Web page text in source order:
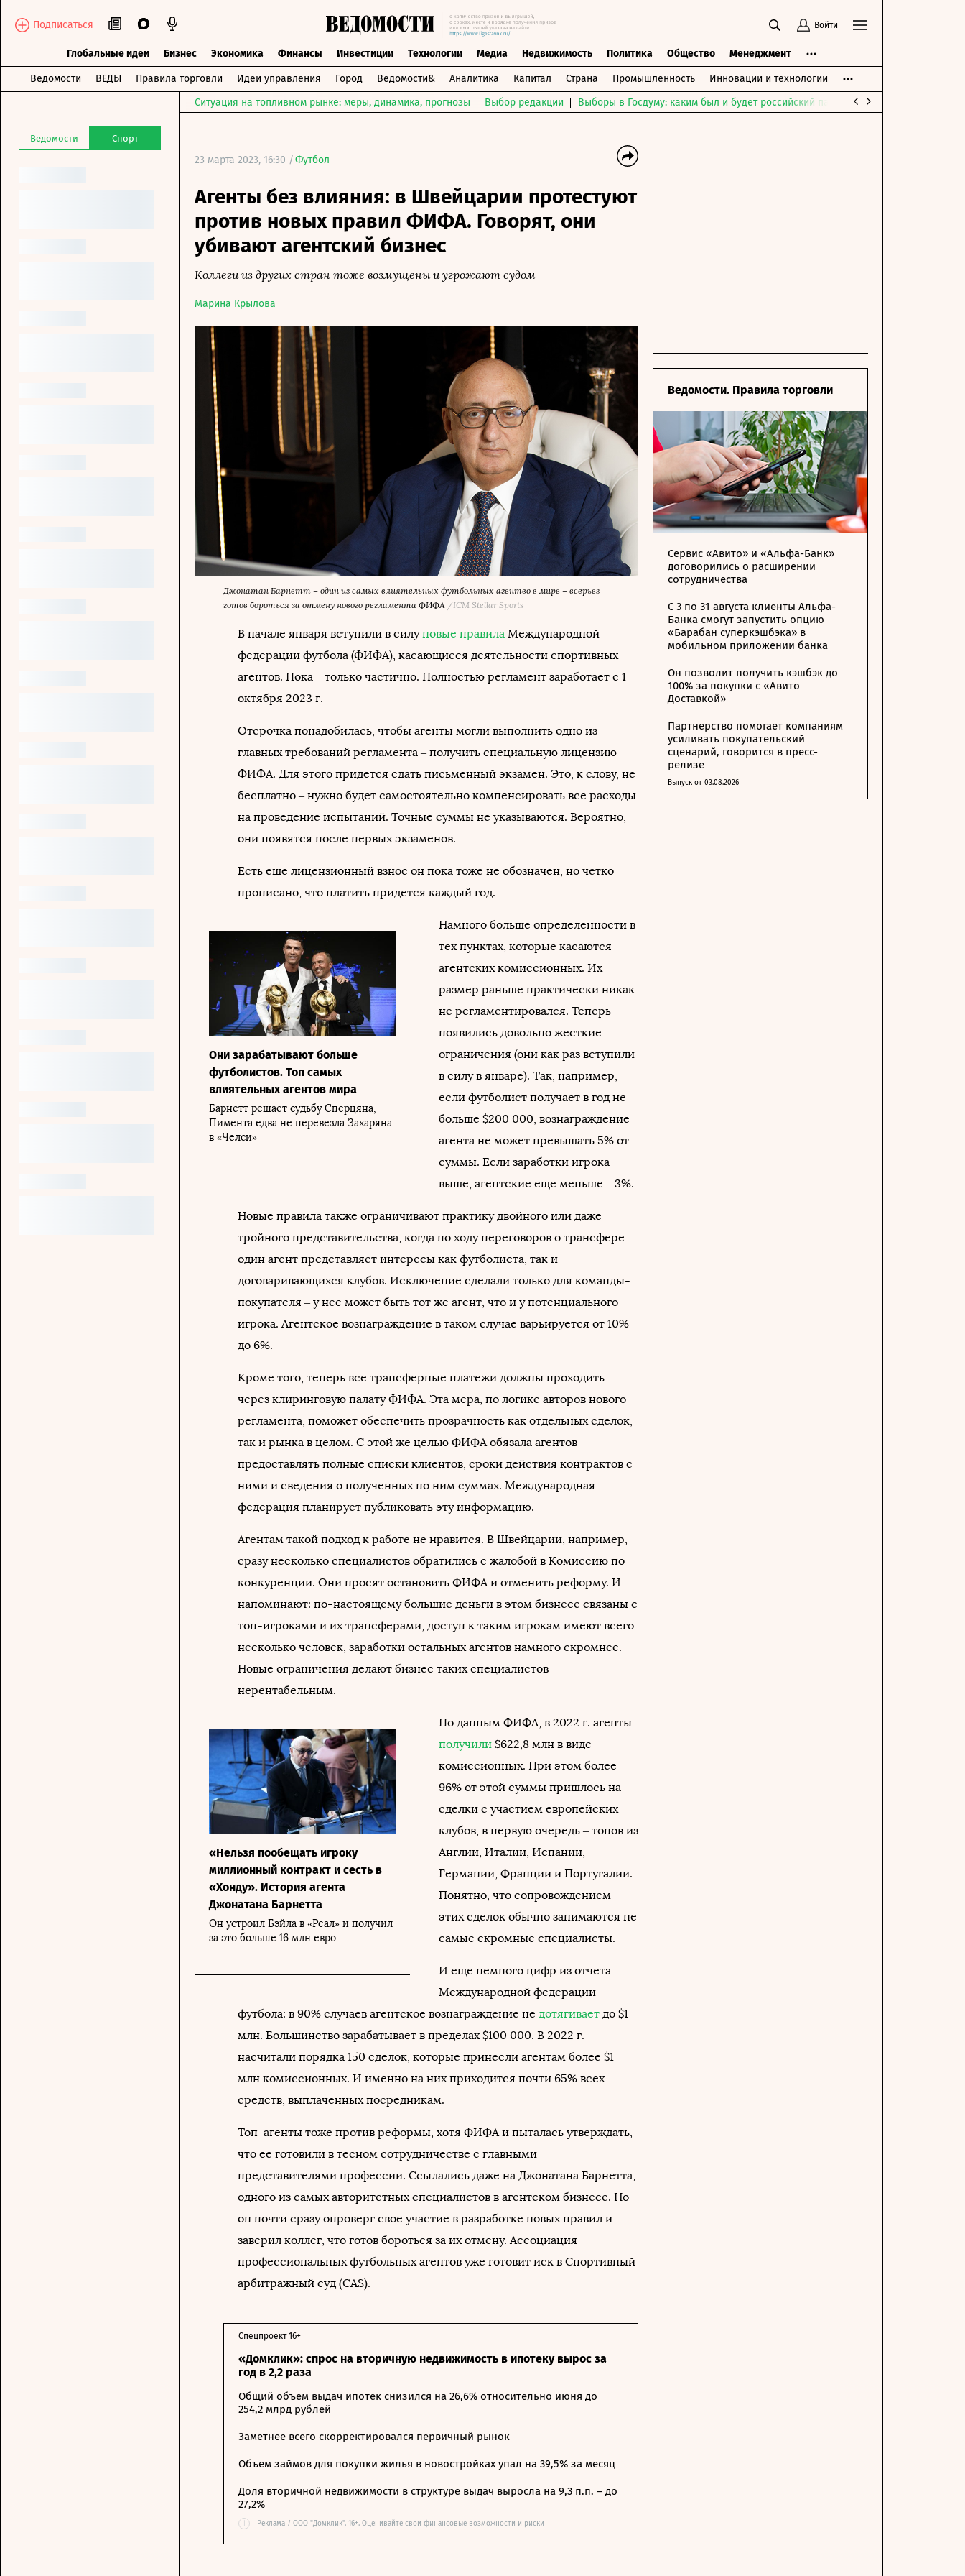
Подписаться Войти
Глобальные идеи Бизнес Экономика Финансы Инвестиции Технологии Медиа Недвижимость Политика Общество Менеджмент
Ведомости ВЕДЫ Правила торговли Идеи управления Город Ведомости& Аналитика Капитал Страна Промышленность Инновации и технологии
Ведомости Спорт
Ситуация на топливном рынке: меры, динамика, прогнозы Выбор редакции Выборы в Госдуму: каким был и будет российский парламент
23 марта 2023, 16:30 /Футбол
Агенты без влияния: в Швейцарии протестуют
против новых правил ФИФА. Говорят, они
убивают агентский бизнес
Коллеги из других стран тоже возмущены и угрожают судом
Марина Крылова
Джонатан Барнетт – один из самых влиятельных футбольных агентво в мире – всерьез
готов бороться за отмену нового регламента ФИФА /ICM Stellar Sports
В начале января вступили в силуновые правила Международной
федерации футбола (ФИФА), касающиеся деятельности спортивных
агентов. Пока – только частично. Полностью регламент заработает с 1
октября 2023 г.
Отсрочка понадобилась, чтобы агенты могли выполнить одно из
главных требований регламента – получить специальную лицензию
ФИФА. Для этого придется сдать письменный экзамен. Это, к слову, не
бесплатно – нужно будет самостоятельно компенсировать все расходы
на проведение испытаний. Точные суммы не указываются. Вероятно,
они появятся после первых экзаменов.
Есть еще лицензионный взнос он пока тоже не обозначен, но четко
прописано, что платить придется каждый год.
Они зарабатывают больше
футболистов. Топ самых
влиятельных агентов мира
Барнетт решает судьбу Сперцяна,
Пимента едва не перевезла Захаряна
в «Челси»
Намного больше определенности в
тех пунктах, которые касаются
агентских комиссионных. Их
размер раньше практически никак
не регламентировался. Теперь
появились довольно жесткие
ограничения (они как раз вступили
в силу в январе). Так, например,
если футболист получает в год не
больше $200 000, вознаграждение
агента не может превышать 5% от
суммы. Если заработки игрока
выше, агентские еще меньше – 3%.
Новые правила также ограничивают практику двойного или даже
тройного представительства, когда по ходу переговоров о трансфере
один агент представляет интересы как футболиста, так и
договаривающихся клубов. Исключение сделали только для команды-
покупателя – у нее может быть тот же агент, что и у потенциального
игрока. Агентское вознаграждение в таком случае варьируется от 10%
до 6%.
Кроме того, теперь все трансферные платежи должны проходить
через клиринговую палату ФИФА. Эта мера, по логике авторов нового
регламента, поможет обеспечить прозрачность как отдельных сделок,
так и рынка в целом. С этой же целью ФИФА обязала агентов
предоставлять полные списки клиентов, сроки действия контрактов с
ними и сведения о полученных по ним суммах. Международная
федерация планирует публиковать эту информацию.
Агентам такой подход к работе не нравится. В Швейцарии, например,
сразу несколько специалистов обратились с жалобой в Комиссию по
конкуренции. Они просят остановить ФИФА и отменить реформу. И
напоминают: по-настоящему большие деньги в этом бизнесе связаны с
топ-игроками и их трансферами, доступ к таким игрокам имеют всего
несколько человек, заработки остальных агентов намного скромнее.
Новые ограничения делают бизнес таких специалистов
нерентабельным.
«Нельзя пообещать игроку
миллионный контракт и сесть в
«Хонду». История агента
Джонатана Барнетта
Он устроил Бэйла в «Реал» и получил
за это больше 16 млн евро
По данным ФИФА, в 2022 г. агенты
получили $622,8 млн в виде
комиссионных. При этом более
96% от этой суммы пришлось на
сделки с участием европейских
клубов, в первую очередь – топов из
Англии, Италии, Испании,
Германии, Франции и Португалии.
Понятно, что сопровождением
этих сделок обычно занимаются не
самые скромные специалисты.
И еще немного цифр из отчета
Международной федерации
футбола: в 90% случаев агентское вознаграждение не дотягивает до $1
млн. Большинство зарабатывает в пределах $100 000. В 2022 г.
насчитали порядка 150 сделок, которые принесли агентам более $1
млн комиссионных. И именно на них приходится почти 65% всех
средств, выплаченных посредникам.
Топ-агенты тоже против реформы, хотя ФИФА и пыталась утверждать,
что ее готовили в тесном сотрудничестве с главными
представителями профессии. Ссылались даже на Джонатана Барнетта,
одного из самых авторитетных специалистов в агентском бизнесе. Но
он почти сразу опроверг свое участие в разработке новых правил и
заверил коллег, что готов бороться за их отмену. Ассоциация
профессиональных футбольных агентов уже готовит иск в Спортивный
арбитражный суд (CAS).
«Домклик»: спрос на вторичную недвижимость в ипотеку вырос за
год в 2,2 раза
Спецпроект 16+
Общий объем выдач ипотек снизился на 26,6% относительно июня до
254,2 млрд рублей
Заметнее всего скорректировался первичный рынок
Объем займов для покупки жилья в новостройках упал на 39,5% за месяц
Доля вторичной недвижимости в структуре выдач выросла на 9,3 п.п. – до
27,2%
i Реклама / ООО "Домклик". 16+. Оценивайте свои финансовые возможности и риски
Ведомости. Правила торговли
Сервис «Авито» и «Альфа-Банк»
договорились о расширении
сотрудничества
С 3 по 31 августа клиенты Альфа-
Банка смогут запустить опцию
«Барабан суперкэшбэка» в
мобильном приложении банка
Он позволит получить кэшбэк до
100% за покупки с «Авито
Доставкой»
Партнерство помогает компаниям
усиливать покупательский
сценарий, говорится в пресс-
релизе
Выпуск от 03.08.2026